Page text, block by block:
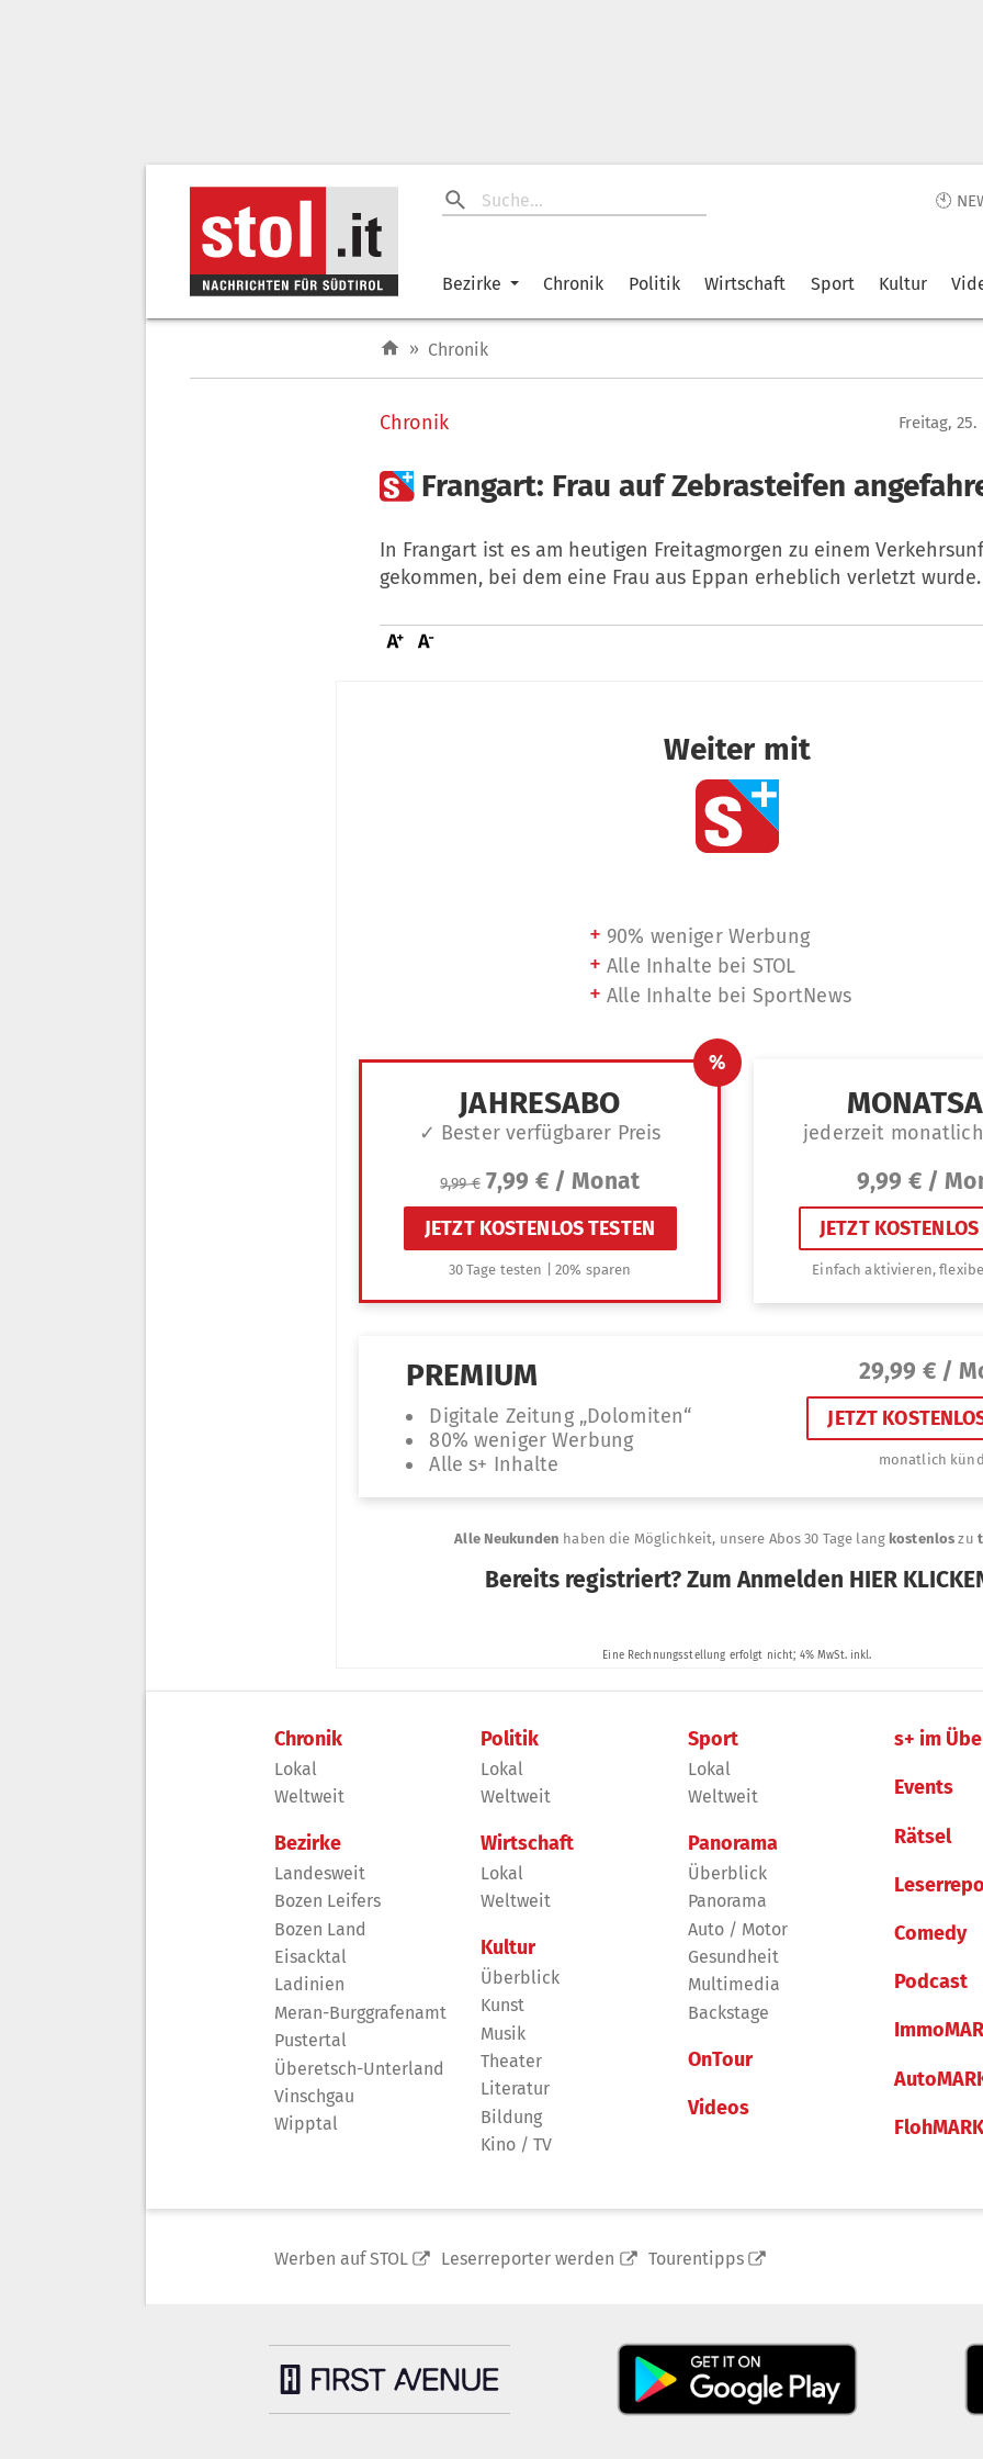
🕙
Bezirke Chronik Politik Wirtschaft Sport Kultur
» Chronik
Chronik Freitag,
 Frangart: Frau auf Zebrasteifen
In Frangart ist es am heutigen Freitagmorgen zu einem
gekommen, bei dem eine Frau aus Eppan erheblich verletzt wurde.
Chronik
Lokal
Weltweit
Bezirke
Landesweit
Bozen Leifers
Bozen Land
Eisacktal
Ladinien
Meran-Burggrafenamt
Pustertal
Überetsch-Unterland
Vinschgau
Wipptal
Politik
Lokal
Weltweit
Wirtschaft
Lokal
Weltweit
Kultur
Überblick
Kunst
Musik
Theater
Literatur
Bildung
Kino / TV
Sport
Lokal
Weltweit
Panorama
Überblick
Panorama
Auto / Motor
Gesundheit
Multimedia
Backstage
OnTour
Videos
s+ im
Events
Rätsel
Comedy
Podcast
Werben auf STOL Leserreporter werden Tourentipps